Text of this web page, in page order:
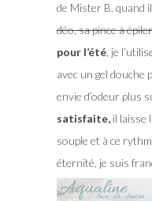
de Mister B. quand
déo, sa pince à
pour l’été, je
avec un gel douche
envie d’odeur plus
satisfaite,il laisse
souple et à ce
éternité, je suis